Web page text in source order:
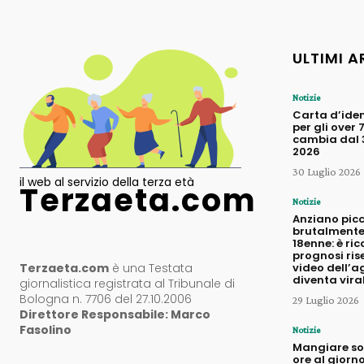
il web al servizio della terza età
Terzaeta.com
Terzaeta.com è una Testata
giornalistica registrata al Tribunale di
Bologna n. 7706 del 27.10.2006
Direttore Responsabile: Marco
Fasolino
ULTIMI
Notizie
Carta
per gli over
cambia dal
2026
30 Luglio 2026
Notizie
Anziano
18enne: è
prognosi
video
diventa
29 Luglio 2026
Notizie
Mangiare
ore al